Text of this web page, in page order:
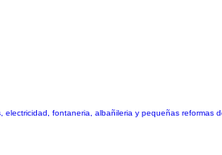
fontaneria, albañileria y pequeñas reformas